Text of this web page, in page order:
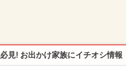
必見! お出かけ家族にイチオシ情報